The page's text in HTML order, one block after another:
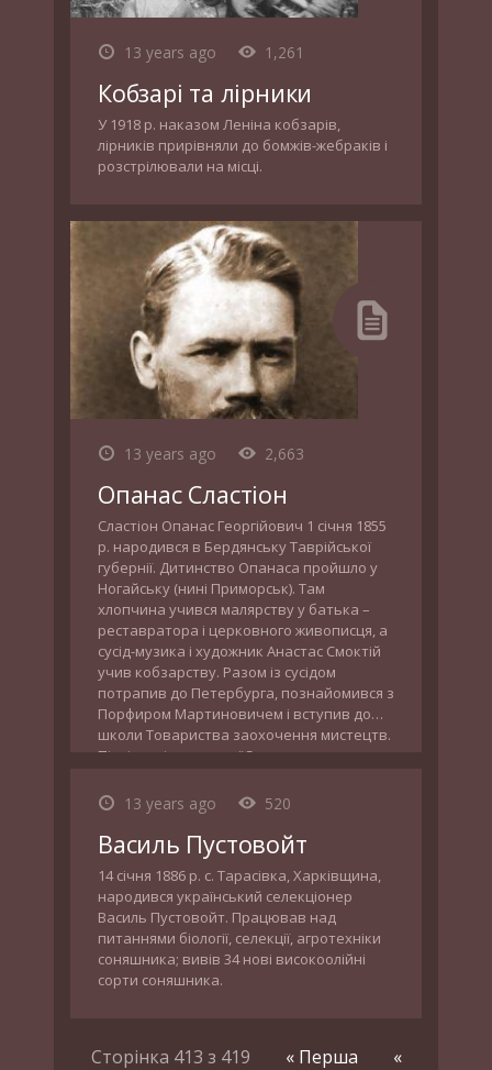
13 years ago 1,261
Кобзарі та лірники
У 1918 р. наказом Леніна кобзарів,
лірників прирівняли до бомжів-жебраків і
розстрілювали на місці.
13 years ago 2,663
Опанас Сластіон
Сластіон Опанас Георгійович 1 січня 1855
р. народився в Бердянську Таврійської
губернії. Дитинство Опанаса пройшло у
Ногайську (нині Приморськ). Там
хлопчина учився малярству у батька –
реставратора і церковного живописця, а
сусід-музика і художник Анастас Смоктій
учив кобзарству. Разом із сусідом
потрапив до Петербурга, познайомився з
Порфиром Мартиновичем і вступив до
школи Товариства заохочення мистецтв.
Пізніше він напише “Спогади про
13 years ago 520
Василь Пустовойт
14 січня 1886 р. с. Тарасівка, Харківщина,
народився український селекціонер
Василь Пустовойт. Працював над
питаннями біології, селекції, агротехніки
соняшника; вивів 34 нові високоолійні
сорти соняшника.
Сторінка 413 з 419 « Перша
«